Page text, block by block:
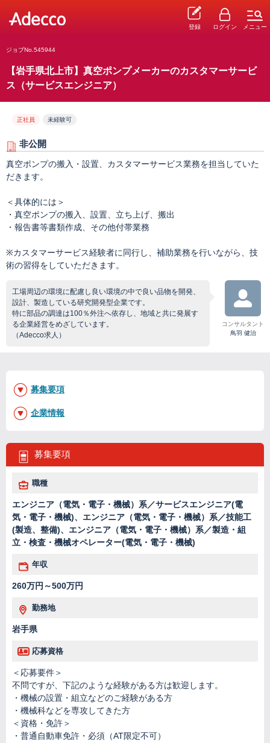
登録 ログイン メニュー
ジョブNo.545944
【岩手県北上市】真空ポンプメーカーのカスタマーサービ
ス（サービスエンジニア）
正社員 未経験可
非公開
真空ポンプの搬入・設置、カスタマーサービス業務を担当していた
だきます。
＜具体的には＞
・真空ポンプの搬入、設置、立ち上げ、搬出
・報告書等書類作成、その他付帯業務
※カスタマーサービス経験者に同行し、補助業務を行いながら、技
術の習得をしていただきます。
工場周辺の環境に配慮し良い環境の中で良い品物を開発、
設計、製造している研究開発型企業です。
特に部品の調達は100％外注へ依存し、地域と共に発展す
る企業経営をめざしています。
（Adecco求人）
コンサルタント
鳥羽 健治
募集要項
職種
エンジニア（電気・電子・機械）系／サービスエンジニア(電
気・電子・機械)、エンジニア（電気・電子・機械）系／技能工
(製造、整備)、エンジニア（電気・電子・機械）系／製造・組
立・検査・機械オペレーター(電気・電子・機械)
年収
260万円～500万円
勤務地
岩手県
応募資格
＜応募要件＞
不問ですが、下記のような経験がある方は歓迎します。
・機械の設置・組立などのご経験がある方
・機械科などを専攻してきた方
＜資格・免許＞
・普通自動車免許・必須（AT限定不可）
募集要項
企業情報